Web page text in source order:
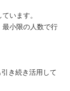
います。
小限の人数で行
き続き活用して